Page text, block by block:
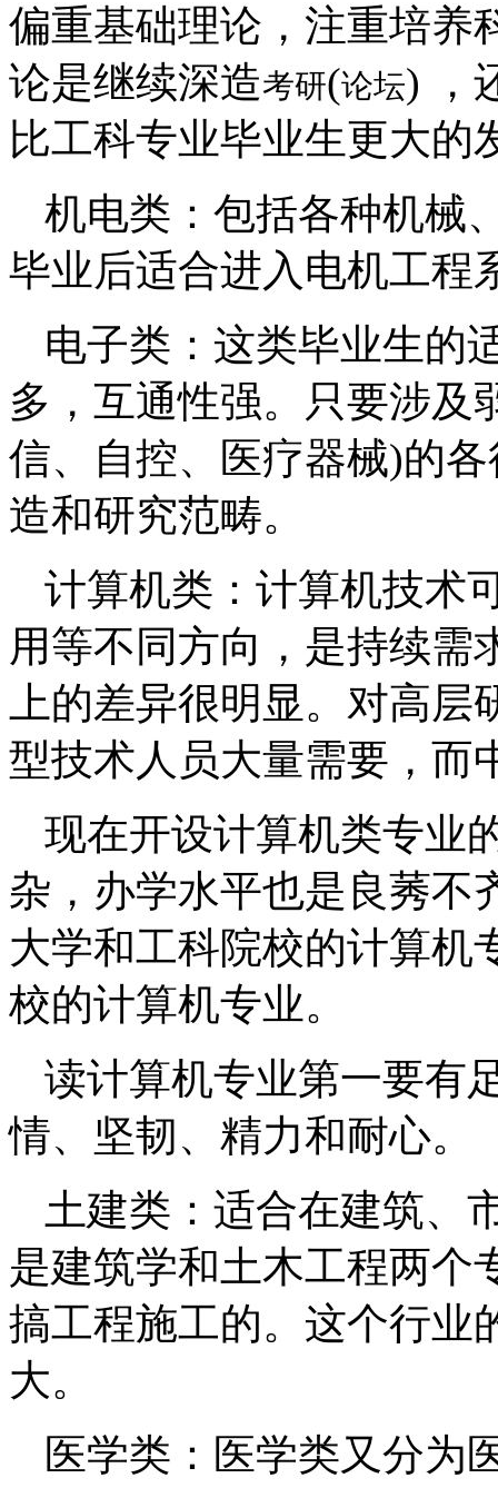
偏重基础理论，注重培养
论是继续深造考研(论坛)
比工科专业毕业生更大的
机电类：包括各种机械
毕业后适合进入电机工程
电子类：这类毕业生的
多，互通性强。只要涉及
信、自控、医疗器械)的
造和研究范畴。
计算机类：计算机技术
用等不同方向，是持续需
上的差异很明显。对高
型技术人员大量需要，而
现在开设计算机类专业
杂，办学水平也是良莠不
大学和工科院校的计算机
校的计算机专业。
读计算机专业第一要有
情、坚韧、精力和耐心。
土建类：适合在建筑、
是建筑学和土木工程两个
搞工程施工的。这个行业
大。
医学类：医学类又分为